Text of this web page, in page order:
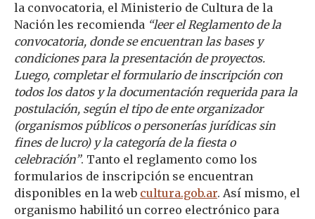
la convocatoria, el Ministerio de Cultura de la
Nación les recomienda “leer el Reglamento de la
convocatoria, donde se encuentran las bases y
condiciones para la presentación de proyectos.
Luego, completar el formulario de inscripción con
todos los datos y la documentación requerida para la
postulación, según el tipo de ente organizador
(organismos públicos o personerías jurídicas sin
fines de lucro) y la categoría de la fiesta o
celebración”. Tanto el reglamento como los
formularios de inscripción se encuentran
disponibles en la web cultura.gob.ar. Así mismo, el
organismo habilitó un correo electrónico para